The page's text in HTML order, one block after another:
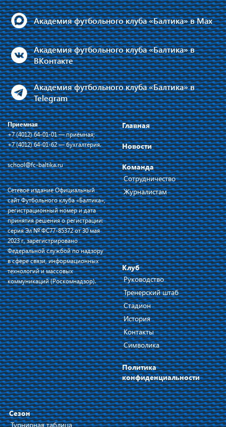
Академия футбольного клуба «Балтика» в Max
Академия футбольного клуба «Балтика» в
ВКонтакте
Академия футбольного клуба «Балтика» в
Telegram
Приемная
+7 (4012) 64-01-01 — приёмная;
+7 (4012) 64-01-62 — бухгалтерия.
school@fc-baltika.ru
Сетевое издание Официальный
сайт Футбольного клуба «Балтика»,
регистрационный номер и дата
принятия решения о регистрации:
серия Эл № ФС77-85372 от 30 мая
2023 г, зарегистрировано
Федеральной службой по надзору
в сфере связи, информационных
технологий и массовых
коммуникаций (Роскомнадзор).
Главная
Новости
Команда
Сотрудничество
Журналистам
Клуб
Руководство
Тренерский штаб
Стадион
История
Контакты
Символика
Политика
конфиденциальности
Сезон
Турнирная таблица